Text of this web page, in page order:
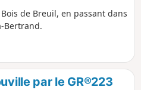
de Breuil, en passant dans
Bertrand.
par le GR®223